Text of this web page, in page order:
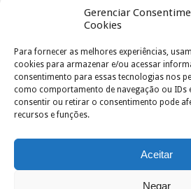
Gerenciar
Cookies
Para fornecer as melhores experiências,
cookies para armazenar e/ou acessar
consentimento para essas tecnologias nos
como comportamento de navegação ou IDs
consentir ou retirar o consentimento pode
recursos e funções.
Aceitar
Negar
Clique para aceitar os
ativar este